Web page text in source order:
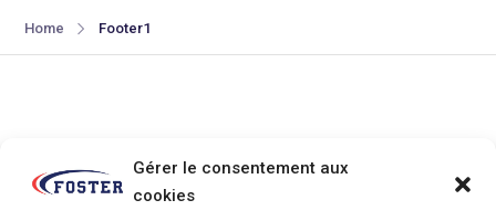
Gérer le consentement aux
cookies
Home Footer1